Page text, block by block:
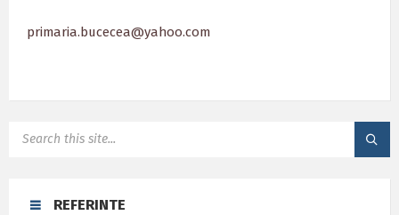
primaria.bucecea@yahoo.com
REFERINTE